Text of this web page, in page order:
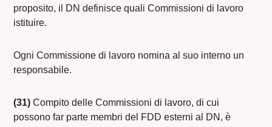
proposito, il DN definisce quali Commissioni di lavoro
istituire.
Ogni Commissione di lavoro nomina al suo interno un
responsabile.
(31) Compito delle Commissioni di lavoro, di cui
possono far parte membri del FDD esterni al DN, è